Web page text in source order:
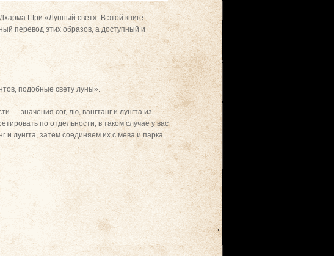
Шри «Лунный свет». В этой книге
перевод этих образов, а доступный и
подобные свету луны».
— значения сог, лю, вангтанг и лунгта из
по отдельности, в таком случае у вас
и лунгта, затем соединяем их с мева и парка.